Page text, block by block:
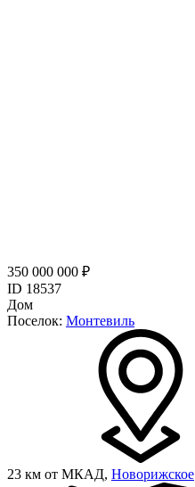
350 000 000 ₽
ID 18537
Дом
Поселок: Монтевиль
23 км от МКАД, Новорижское